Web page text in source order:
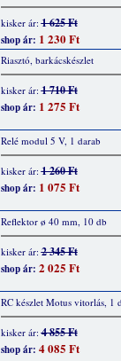
kisker ár:1 625 Ft
shop ár: 1 230 Ft
Riasztó, barkácskészlet
kisker ár:1 710 Ft
shop ár: 1 275 Ft
Relé modul 5 V, 1 darab
kisker ár:1 260 Ft
shop ár: 1 075 Ft
Reflektor ø 40 mm, 10 db
kisker ár:2 345 Ft
shop ár: 2 025 Ft
RC készlet Motus vitorlás, 1
kisker ár:4 855 Ft
shop ár: 4 085 Ft